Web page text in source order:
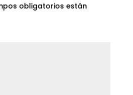
obligatorios están